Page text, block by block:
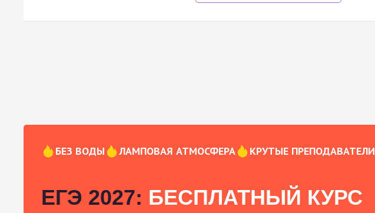
БЕЗ ВОДЫ ЛАМПОВАЯ АТМОСФЕРА КРУТЫЕ ПРЕПОДАВАТЕЛИ
ЕГЭ 2027: БЕСПЛАТНЫЙ КУРС